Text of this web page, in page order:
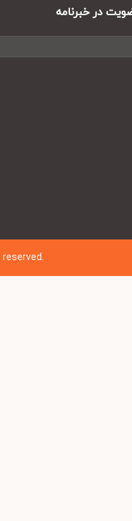
در خبرنامه
reserved.